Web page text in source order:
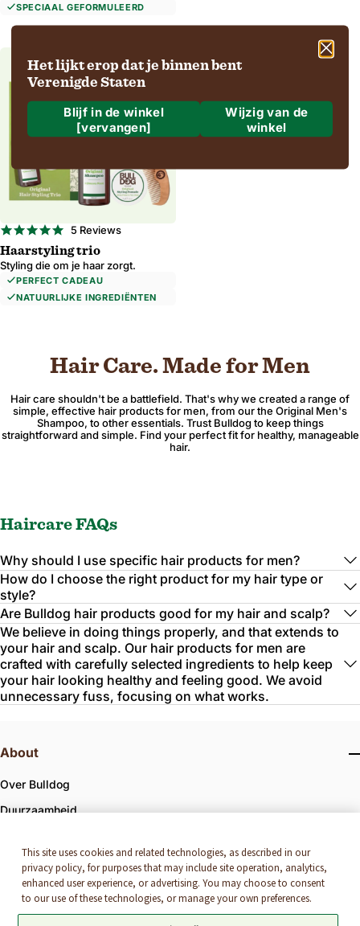
This site uses cookies and related technologies, as described in our
privacy policy, for purposes that may include site operation, analytics,
enhanced user experience, or advertising. You may choose to consent
to our use of these technologies, or manage your own preferences.
Het lijkt erop dat je binnen bent
Verenigde Staten
Blijf in de winkel
[vervangen]
Wijzig van de
winkel
Verzending naar
Regio en taal
SPECIAAL GEFORMULEERD
4.8
star
rating
5 Reviews
Haarstyling trio
Styling die om je haar zorgt.
PERFECT CADEAU
NATUURLIJKE INGREDIËNTEN
Hair Care. Made for Men
Hair care shouldn't be a battlefield. That's why we created a range of
simple, effective hair products for men, from our the Original Men's
Shampoo, to other essentials. Trust Bulldog to keep things
straightforward and simple. Find your perfect fit for healthy, manageable
hair.
Haircare FAQs
Why should I use specific hair products for men?
How do I choose the right product for my hair type or
style?
Are Bulldog hair products good for my hair and scalp?
We believe in doing things properly, and that extends to
your hair and scalp. Our hair products for men are
crafted with carefully selected ingredients to help keep
your hair looking healthy and feeling good. We avoid
unnecessary fuss, focusing on what works.
About
Over Bulldog
Duurzaamheid
Bulldog x IRONMAN